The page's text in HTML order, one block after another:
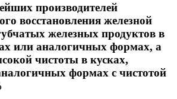
производителей
восстановления железной
железных продуктов в
или аналогичных формах, а
чистоты в кусках,
формах с чистотой